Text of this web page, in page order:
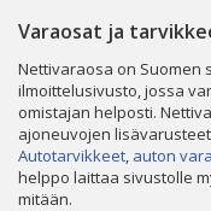
Varaosat ja
Nettivaraosa on Suomen
ilmoittelusivusto, jossa
omistajan helposti.
ajoneuvojen
Autotarvikkeet, auton
helppo laittaa sivustolle
mitään.